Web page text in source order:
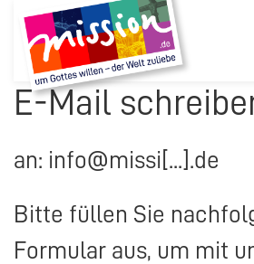
E-Mail
an: info@missi[...].de
Bitte füllen Sie
Formular aus, um mit